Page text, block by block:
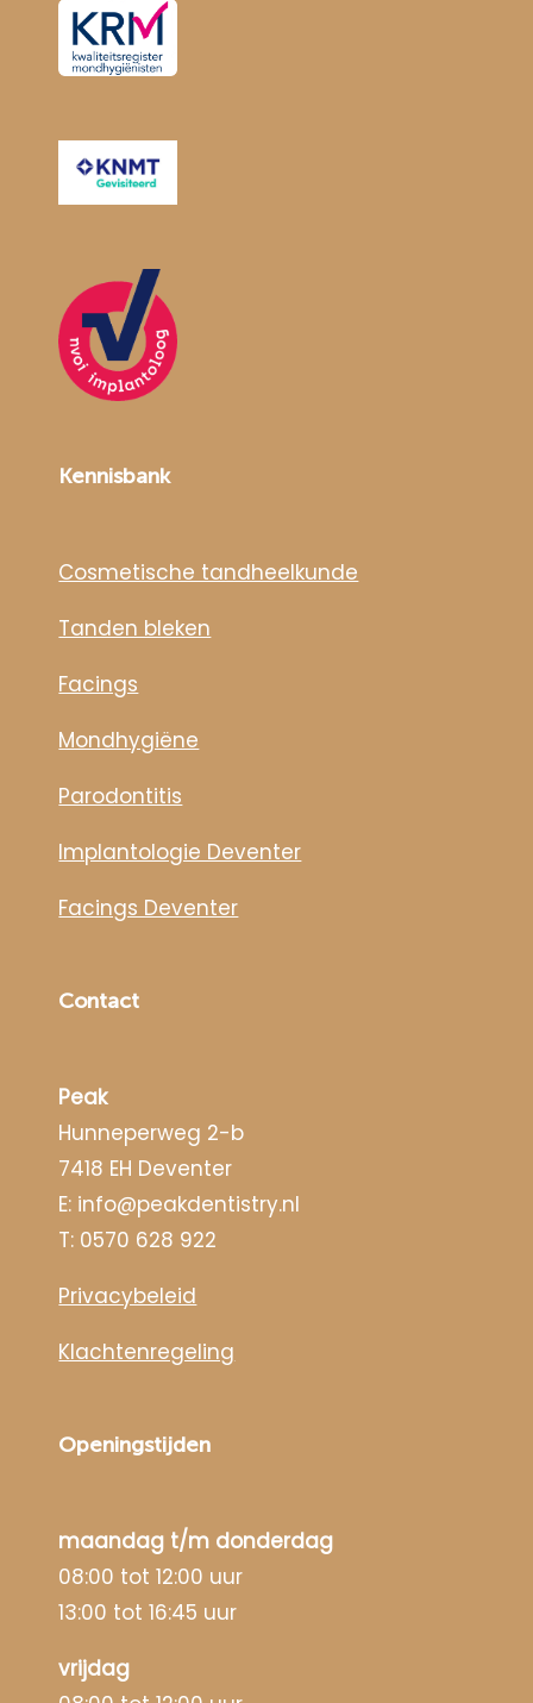
Kennisbank
Cosmetische tandheelkunde
Tanden bleken
Facings
Mondhygiëne
Parodontitis
Implantologie Deventer
Facings Deventer
Contact
Peak
Hunneperweg 2-b
7418 EH Deventer
E: info@peakdentistry.nl
T: 0570 628 922
Privacybeleid
Klachtenregeling
Openingstijden
maandag t/m donderdag
08:00 tot 12:00 uur
13:00 tot 16:45 uur
vrijdag